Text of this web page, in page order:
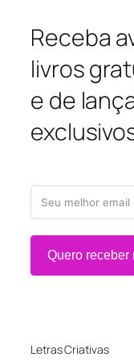
Receba
livros
e de
Quero receber
Letras Criativas